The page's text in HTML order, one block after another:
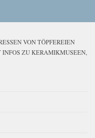
VON TÖPFEREIEN
ZU KERAMIKMUSEEN,